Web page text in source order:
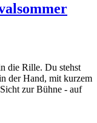
die Rille. Du stehst
der Hand, mit kurzem
zur Bühne - auf